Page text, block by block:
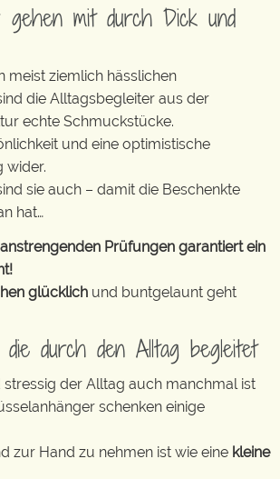
gehen mit durch Dick und
meist ziemlich hässlichen
die Alltagsbegleiter aus der
echte Schmuckstücke.
und eine optimistische
wider.
sie auch – damit die Beschenkte
hat…
Prüfungen garantiert ein
glücklich und buntgelaunt geht
die durch den Alltag begleitet
stressig der Alltag auch manchmal ist
schenken einige
zur Hand zu nehmen ist wie eine kleine